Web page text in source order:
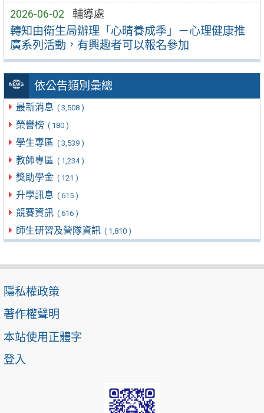
2026-06-02 輔導處
轉知由衛生局辦理「心晴養成季」－心理健康推
廣系列活動，有興趣者可以報名參加
依公告類別彙總
最新消息 ( 3,508 )
榮譽榜 ( 180 )
學生專區 ( 3,539 )
教師專區 ( 1,234 )
獎助學金 ( 121 )
升學訊息 ( 615 )
競賽資訊 ( 616 )
師生研習及營隊資訊 ( 1,810 )
隱私權政策
著作權聲明
本站使用正體字
登入